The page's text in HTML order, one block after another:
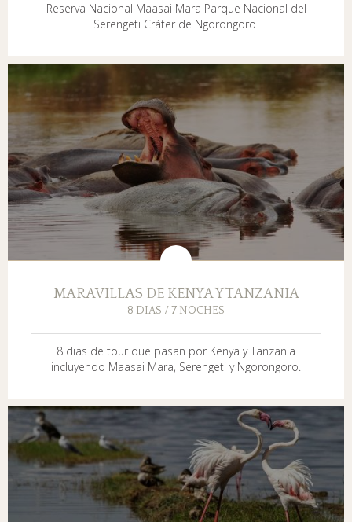
Reserva Nacional Maasai Mara Parque Nacional del
Serengeti Cráter de Ngorongoro
MARAVILLAS DE KENYA Y TANZANIA
8 DIAS / 7 NOCHES
8 dias de tour que pasan por Kenya y Tanzania
incluyendo Maasai Mara, Serengeti y Ngorongoro.